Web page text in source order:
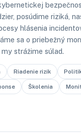
posúdime riziká,
hlásenia
sa o priebežný
strážime súlad.
Riadenie rizík
Školenia